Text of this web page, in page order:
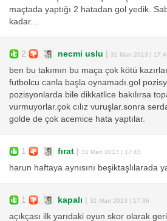
maçtada yaptığı 2 hatadan gol yedik.
kadar...
2 necmi uslu | 31 Mart 2013 |
ben bu takımın bu maça çok kötü
futbolcu canla başla oynamadı.gol
pozisyonlarda bile dikkatlice bakılırsa
vurmuyorlar.çok cılız vuruşlar.sonra
golde de çok acemice hata yaptılar.
1 fırat | 31 Mart 2013 | 17:43
harun haftaya aynısını beşiktaşlılarada
1 kapalı | 31 Mart 2013 | 17:36
açıkçası ilk yarıdaki oyun skor olarak